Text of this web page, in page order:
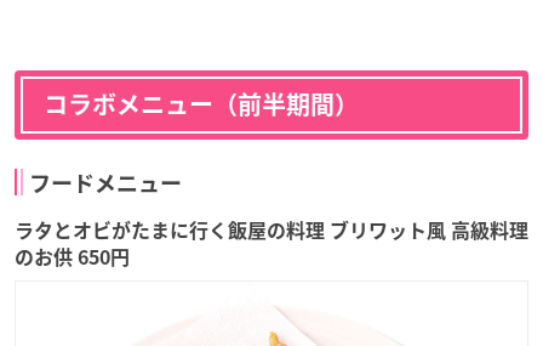
コラボメニュー（前半期間）
フードメニュー
ラタとオビがたまに行く飯屋の料理 ブリワット風 高級料理
のお供 650円